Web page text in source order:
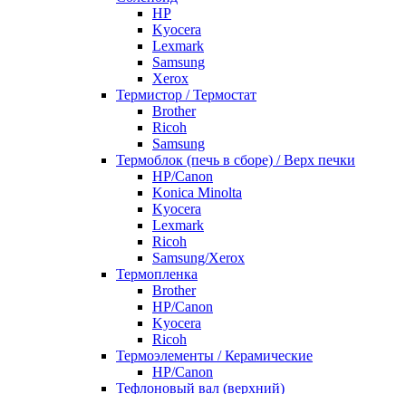
HP
Kyocera
Lexmark
Samsung
Xerox
Термистор / Термостат
Brother
Ricoh
Samsung
Термоблок (печь в сборе) / Верх печки
HP/Canon
Konica Minolta
Kyocera
Lexmark
Ricoh
Samsung/Xerox
Термопленка
Brother
HP/Canon
Kyocera
Ricoh
Термоэлементы / Керамические
HP/Canon
Тефлоновый вал (верхний)